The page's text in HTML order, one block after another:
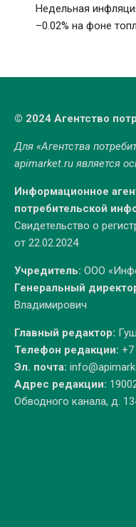
Недельная
–0.02% на фоне
© 2024 Агентство
Для «Агентства
apimarket.ruявляется
Информационное
потребительской
Свидетельство о
от 22.02.2024
Учредитель: ООО
Генеральный
Владимирович
Главный редактор:
Телефон редакции: +7
Эл. почта:
Адрес редакции:
Обводного канала, д.